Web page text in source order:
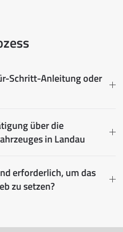
Schritt-Anleitung oder
über die
in Landau
erforderlich, um das
zu setzen?